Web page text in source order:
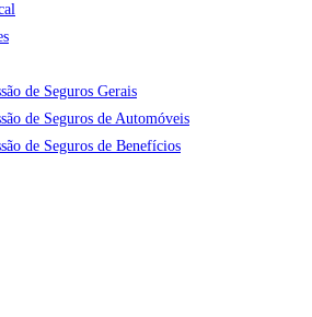
de Seguros Gerais
de Seguros de Automóveis
de Seguros de Benefícios